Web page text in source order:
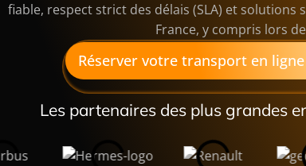
fiable, respect strict des délais (SLA) et
France, y compris lors
Réserver votre transport en ligne
Les partenaires des plus grandes